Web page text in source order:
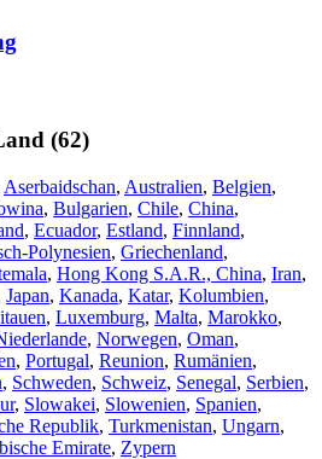
(62)
Aserbaidschan, Australien, Belgien,
, Bulgarien, Chile, China,
, Ecuador, Estland, Finnland,
Polynesien, Griechenland,
, Hong Kong S.A.R., China, Iran,
Japan, Kanada, Katar, Kolumbien,
, Luxemburg, Malta, Marokko,
, Norwegen, Oman,
, Portugal, Reunion, Rumänien,
, Schweden, Schweiz, Senegal, Serbien,
, Slowakei, Slowenien, Spanien,
Republik, Turkmenistan, Ungarn,
Emirate, Zypern